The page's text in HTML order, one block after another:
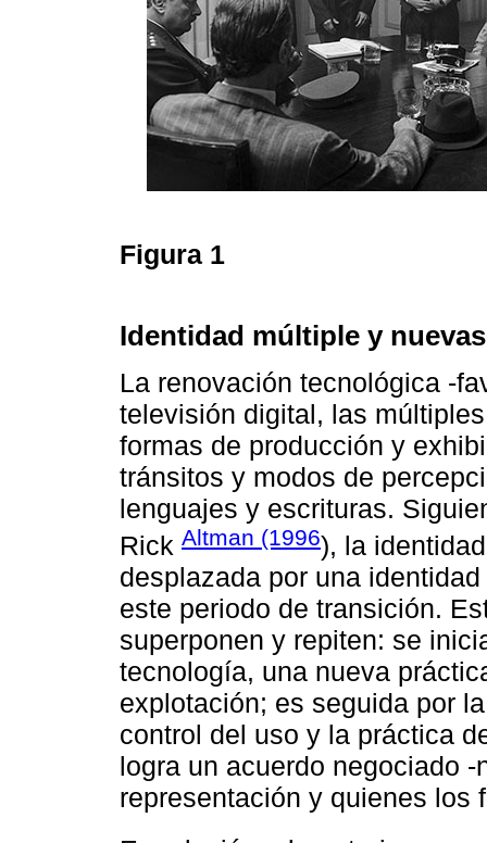
Figura 1
Identidad múltiple y
La renovación tecnológica -
televisión digital, las
formas de producción y
tránsitos y modos de
lenguajes y escrituras.
Rick Altman (1996), la
desplazada por una
este periodo de transición.
superponen y repiten: se
tecnología, una nueva
explotación; es seguida por
control del uso y la práctica
logra un acuerdo negociado
representación y quienes los